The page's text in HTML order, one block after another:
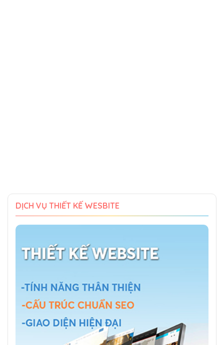
DỊCH VỤ THIẾT KẾ WESBITE